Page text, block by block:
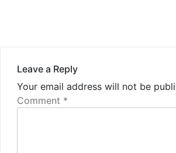
Leave a Reply
Your email address will not be
Comment *